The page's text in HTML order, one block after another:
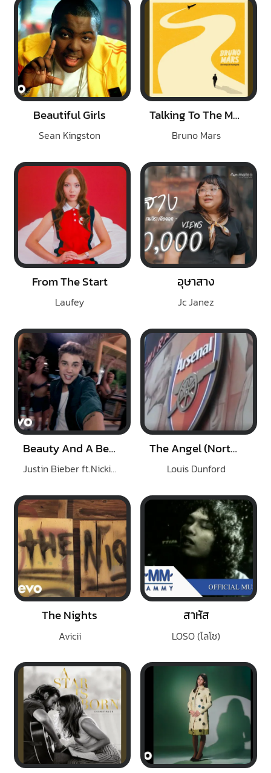
Beautiful Girls
Sean Kingston
Talking To The Moon
Bruno Mars
From The Start
Laufey
อุษาสาง
Jc Janez
Beauty And A Beat
Justin Bieber ft.Nicki Minaj
The Angel (North London Forever)
Louis Dunford
The Nights
Avicii
สาหัส
LOSO (โลโซ)